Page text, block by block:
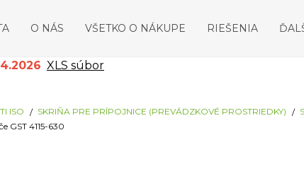
O NÁS VŠETKO O NÁKUPE RIEŠENIA
XLS súbor
ISO SKRIŇA PRE PRÍPOJNICE (PREVÁDZKOVÉ PROSTRIEDKY)
GST 4115-630